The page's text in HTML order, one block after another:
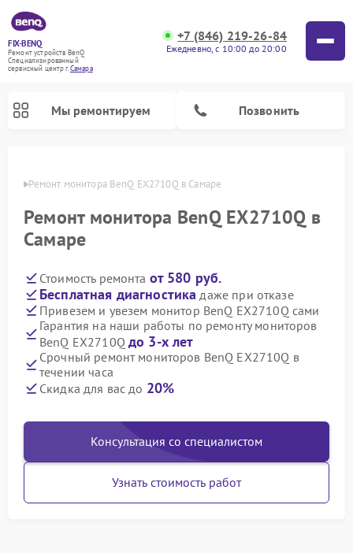
FIX-BENQ
Ремонт устройств BenQ
Специализированный
cервисный центр г.Самара
+7 (846) 219-26-84
Ежедневно, с 10:00 до 20:00
Мы ремонтируем Позвонить
Ремонт монитора BenQ EX2710Q в Самаре
Ремонт монитора BenQ EX2710Q в
Самаре
Стоимость ремонта от 580 руб.
Бесплатная диагностика даже при отказе
Привезем и увезем монитор BenQ EX2710Q сами
Гарантия на наши работы по ремонту мониторов
BenQ EX2710Q до 3-х лет
Срочный ремонт мониторов BenQ EX2710Q в
течении часа
Скидка для вас до 20%
Консультация со специалистом
Узнать стоимость работ